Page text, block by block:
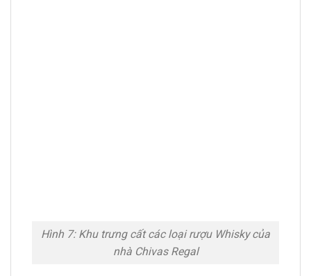
Hình 7: Khu trưng cất các loại rượu Whisky của
nhà Chivas Regal